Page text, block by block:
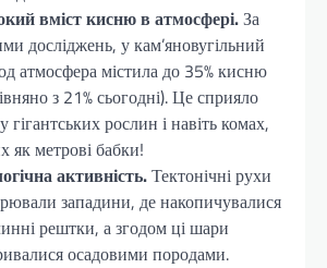
вміст кисню в атмосфері.За
досліджень, у кам’яновугільний
атмосфера містила до 35% кисню
з 21% сьогодні). Це сприяло
гігантських рослин і навіть комах,
як метрові бабки!
активність.Тектонічні рухи
западини, де накопичувалися
рештки, а згодом ці шари
осадовими породами.